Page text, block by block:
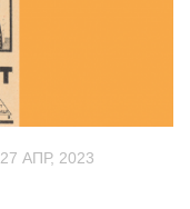
27 АПР, 2023